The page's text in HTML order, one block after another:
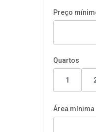
Preço
Quartos
1
Área mínima